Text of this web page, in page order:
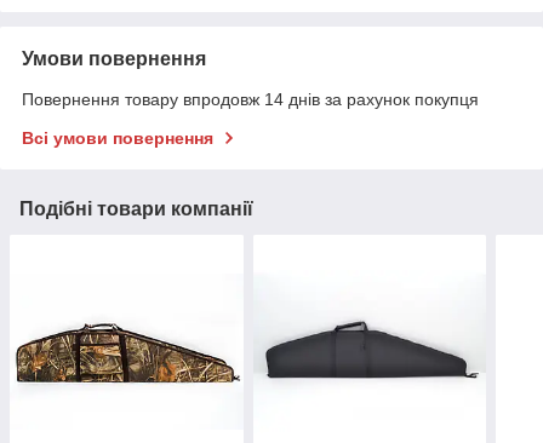
Умови повернення
Повернення товару впродовж 14 днів за рахунок покупця
Всі умови повернення
Подібні товари компанії